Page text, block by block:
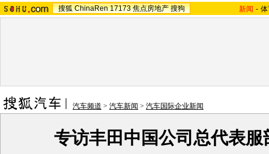
搜狐 ChinaRen 17173 焦点房地产 搜狗 新闻 -
汽车频道 > 汽车新闻 > 汽车国际企业新闻
专访丰田中国公司总代表服